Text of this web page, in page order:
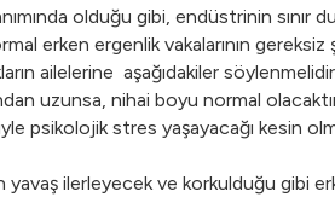
olduğu gibi, endüstrinin sınır
erken ergenlik vakalarının
ailelerine aşağıdakiler
uzunsa, nihai boyu normal
psikolojik stres yaşayacağı kesin
ilerleyecek ve korkulduğu gibi